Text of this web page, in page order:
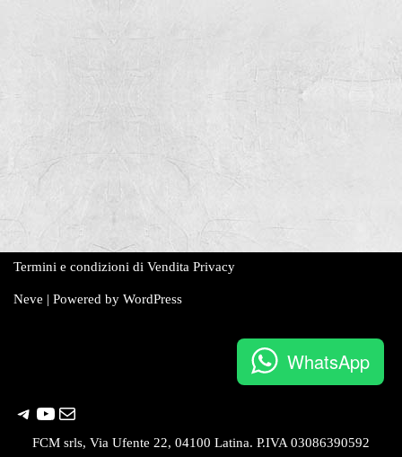
Termini e condizioni di Vendita Privacy
Neve | Powered by WordPress
WhatsApp
FCM srls, Via Ufente 22, 04100 Latina. P.IVA 03086390592